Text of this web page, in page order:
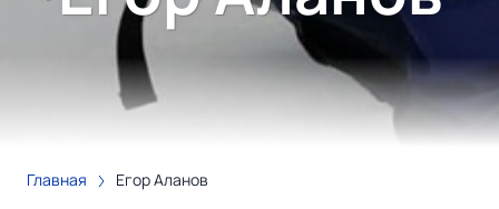
Главная Егор Аланов